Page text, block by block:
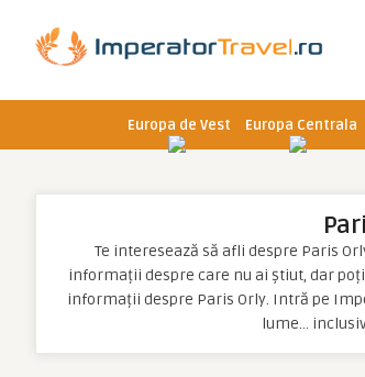
Europa de Vest Europa Centrala
Te interesează să afli despre Paris
informații despre care nu ai știut, dar
informații despre Paris Orly. Intră pe
lume…